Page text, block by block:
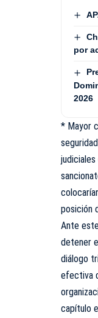
por
2026
* Mayor
posición
Ante
detener
diálogo
efectiva
capítulo